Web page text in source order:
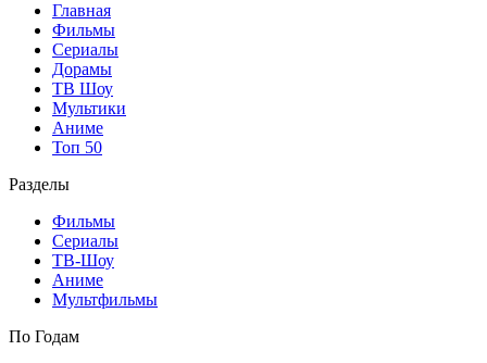
Главная
Фильмы
Сериалы
Дорамы
ТВ Шоу
Мультики
Аниме
Топ 50
Разделы
Фильмы
Сериалы
ТВ-Шоу
Аниме
Мультфильмы
По Годам